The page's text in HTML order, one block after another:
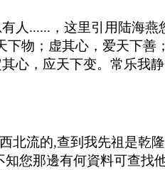
人......，这里引用陆海燕
下物；虚其心，爱天下善
心，应天下变。常乐我
北流的,查到我先祖是乾
知您那邊有何資料可查找